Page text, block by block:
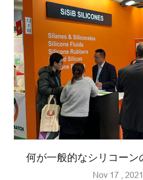
何が一般的なシリコーン
Nov 17 , 2021